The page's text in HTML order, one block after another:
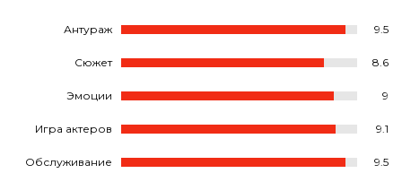
Антураж 9.5
Сюжет 8.6
Эмоции 9
Игра актеров 9.1
Обслуживание 9.5